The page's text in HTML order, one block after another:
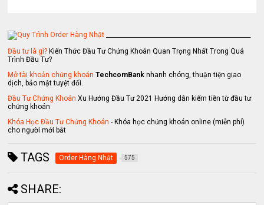
Đầu tư là gì? Kiến Thức Đầu Tư Chứng Khoán Quan Trọng Nhất Trong Quá
Trình Đầu Tư?
Mở tài khoản chứng khoán TechcomBanknhanh chóng, thuận tiện giao
dịch, bảo mật tuyệt đối.
Đầu Tư Chứng Khoán Xu Hướng Đầu Tư 2021 Hướng dẫn kiếm tiền từ đầu tư
chứng khoán
Khóa Học Đầu Tư Chứng Khoán - Khóa học chứng khoán online (miễn phí)
cho người mới bắt
TAGS Order Hàng Nhật 575
SHARE: